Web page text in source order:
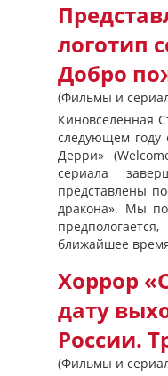
логотип
Добро
(Фильмы и
Киновселенная
следующем году
Дерри»
сериала
представлены
дракона». Мы
ближайшее
Хоррор
дату
России.
(Фильмы и